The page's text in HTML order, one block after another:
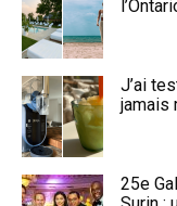
J’ai
jamais
25e